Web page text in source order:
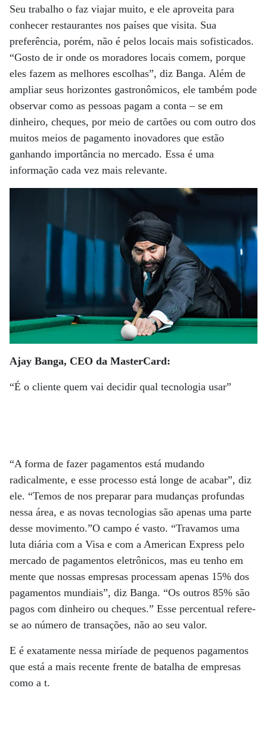
Seu trabalho o faz viajar muito, e ele aproveita para
conhecer restaurantes nos países que visita. Sua
preferência, porém, não é pelos locais mais sofisticados.
“Gosto de ir onde os moradores locais comem, porque
eles fazem as melhores escolhas”, diz Banga. Além de
ampliar seus horizontes gastronômicos, ele também pode
observar como as pessoas pagam a conta – se em
dinheiro, cheques, por meio de cartões ou com outro dos
muitos meios de pagamento inovadores que estão
ganhando importância no mercado. Essa é uma
informação cada vez mais relevante.
Ajay Banga, CEO da MasterCard:
“É o cliente quem vai decidir qual tecnologia usar”
“A forma de fazer pagamentos está mudando
radicalmente, e esse processo está longe de acabar”, diz
ele. “Temos de nos preparar para mudanças profundas
nessa área, e as novas tecnologias são apenas uma parte
desse movimento.”O campo é vasto. “Travamos uma
luta diária com a Visa e com a American Express pelo
mercado de pagamentos eletrônicos, mas eu tenho em
mente que nossas empresas processam apenas 15% dos
pagamentos mundiais”, diz Banga. “Os outros 85% são
pagos com dinheiro ou cheques.” Esse percentual refere-
se ao número de transações, não ao seu valor.
E é exatamente nessa miríade de pequenos pagamentos
que está a mais recente frente de batalha de empresas
como a t.